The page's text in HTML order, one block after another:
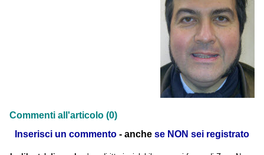
Commenti all'articolo (0)
Inserisci un commento - anche se NON sei registrato